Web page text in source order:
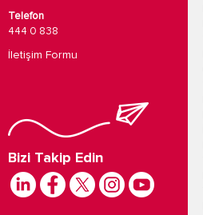
Telefon
444 0 838
İletişim Formu
Bizi Takip Edin